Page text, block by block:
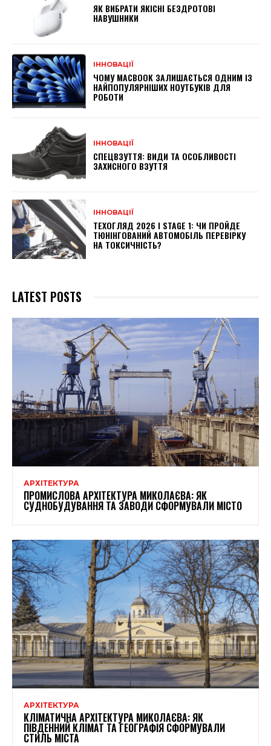
ЯК ВИБРАТИ ЯКІСНІ БЕЗДРОТОВІ
НАВУШНИКИ
ІННОВАЦІЇ
ЧОМУ MACBOOK ЗАЛИШАЄТЬСЯ ОДНИМ ІЗ
НАЙПОПУЛЯРНІШИХ НОУТБУКІВ ДЛЯ
РОБОТИ
ІННОВАЦІЇ
СПЕЦВЗУТТЯ: ВИДИ ТА ОСОБЛИВОСТІ
ЗАХИСНОГО ВЗУТТЯ
ІННОВАЦІЇ
ТЕХОГЛЯД 2026 І STAGE 1: ЧИ ПРОЙДЕ
ТЮНІНГОВАНИЙ АВТОМОБІЛЬ ПЕРЕВІРКУ
НА ТОКСИЧНІСТЬ?
LATEST POSTS
АРХІТЕКТУРА
ПРОМИСЛОВА АРХІТЕКТУРА МИКОЛАЄВА: ЯК
СУДНОБУДУВАННЯ ТА ЗАВОДИ СФОРМУВАЛИ МІСТО
АРХІТЕКТУРА
КЛІМАТИЧНА АРХІТЕКТУРА МИКОЛАЄВА: ЯК
ПІВДЕННИЙ КЛІМАТ ТА ГЕОГРАФІЯ СФОРМУВАЛИ
СТИЛЬ МІСТА